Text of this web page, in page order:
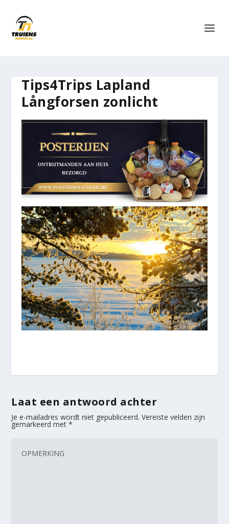
Tips4Trips Lapland
Långforsen zonlicht
Laat een antwoord achter
Je e-mailadres wordt niet gepubliceerd. Vereiste velden zijn
gemarkeerd met*